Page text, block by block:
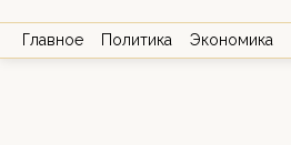
Главное Политика Экономика